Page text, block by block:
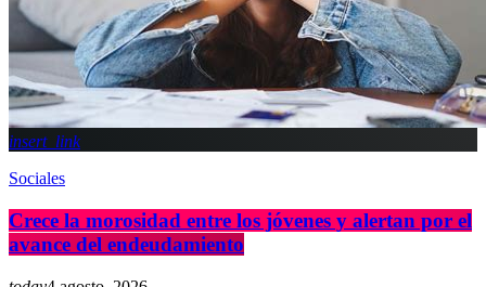
insert_link
Sociales
Crece la morosidad entre los jóvenes y alertan por el
avance del endeudamiento